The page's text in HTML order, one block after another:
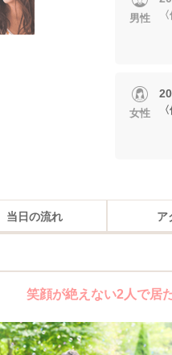
男性
女性
当日の流れ ア
笑顔が絶えない2人で居